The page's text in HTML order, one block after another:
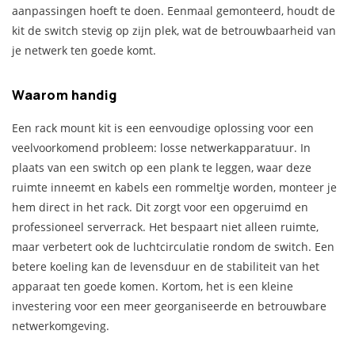
aanpassingen hoeft te doen. Eenmaal gemonteerd, houdt de
kit de switch stevig op zijn plek, wat de betrouwbaarheid van
je netwerk ten goede komt.
Waarom handig
Een rack mount kit is een eenvoudige oplossing voor een
veelvoorkomend probleem: losse netwerkapparatuur. In
plaats van een switch op een plank te leggen, waar deze
ruimte inneemt en kabels een rommeltje worden, monteer je
hem direct in het rack. Dit zorgt voor een opgeruimd en
professioneel serverrack. Het bespaart niet alleen ruimte,
maar verbetert ook de luchtcirculatie rondom de switch. Een
betere koeling kan de levensduur en de stabiliteit van het
apparaat ten goede komen. Kortom, het is een kleine
investering voor een meer georganiseerde en betrouwbare
netwerkomgeving.